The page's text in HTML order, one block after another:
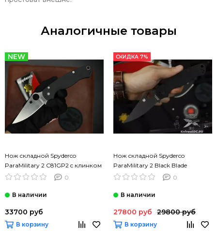
Аналогичные товары
NEW
Нож складной Spyderco
ParaMilitary 2 C81GP2 c клинком
сатин CPM-S45VN, рукоять
0
33700 руб
В корзину
СКИДКА 7%
Нож складной Spyderco
ParaMilitary 2 Black Blade
C81GPBK2 c черным клинком
G10
0
27800 руб 29800 руб
В корзину